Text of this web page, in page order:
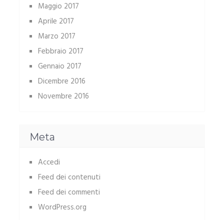
Maggio 2017
Aprile 2017
Marzo 2017
Febbraio 2017
Gennaio 2017
Dicembre 2016
Novembre 2016
Meta
Accedi
Feed dei contenuti
Feed dei commenti
WordPress.org